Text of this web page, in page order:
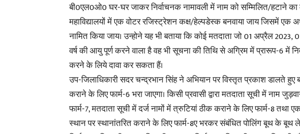
बी0एल0ओ0 घर-घर जाकर निर्वाचनक नामावली में नाम को सम्मिलित/हटाने
महाविद्यालयों में एक वोटर रजिस्ट्रेशन कक्ष/हेल्पडेस्क बनवाया जाय जिसमें एक
नामित किया जाय। उन्होने यह भी बताया कि कोई मतदाता जो 01 अप्रैल
वर्ष की आयु पूर्ण करने वाला है वह भी सूचना की तिथि से अग्रिम में प्रारूप-6 में
करने के लिये दावा कर सकता हैं।
उप-जिलाधिकारी सदर चन्द्रभान सिंह ने अभियान पर विस्तृत प्रकाश डालते हुए
कराने के लिए फार्म-6 भरा जाएगा। किसी प्रवासी द्वारा मतदाता सूची में नाम
फार्म-7, मतदाता सूची में दर्ज नामों में त्रुटियां ठीक कराने के लिए फार्म-8 तथा
स्थान पर स्थानांतरित कराने के लिए फार्म-8ए भरकर संबंधित पोलिंग बूथ के